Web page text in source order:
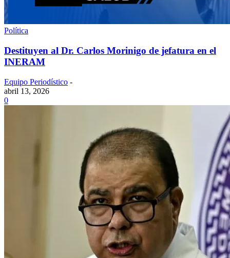
Política
Destituyen al Dr. Carlos Morinigo de jefatura en el
INERAM
Equipo Periodístico -
abril 13, 2026
0